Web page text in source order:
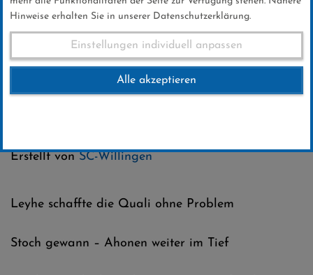
Qualifikation Lillehammer
09.12.2016
Erstellt vonSC-Willingen
Leyhe schaffte die Quali ohne Problem
Stoch gewann – Ahonen weiter im Tief
Hinweise erhalten Sie in unserer Datenschutzerklärung.
Einstellungen individuell anpassen
Alle akzeptieren